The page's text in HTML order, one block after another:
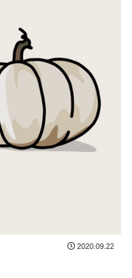
2020.09.22